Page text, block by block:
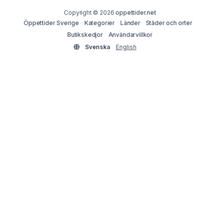
Copyright © 2026oppettider.net
Öppettider Sverige
Kategorier Länder
Städer och orter
Butikskedjor
Användarvillkor
Svenska
English